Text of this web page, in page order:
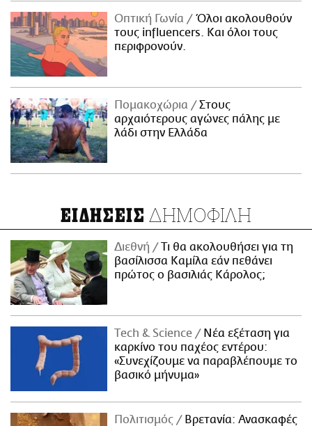
Οπτική Γωνία
Όλοι ακολουθούν
τους influencers. Και όλοι τους
περιφρονούν.
Πομακοχώρια
Στους
αρχαιότερους αγώνες πάλης με
λάδι στην Ελλάδα
ΕΙΔΗΣΕΙΣ ΔΗΜΟΦΙΛΗ
Διεθνή
Τι θα ακολουθήσει για τη
βασίλισσα Καμίλα εάν πεθάνει
πρώτος ο βασιλιάς Κάρολος;
Τech & Science
Νέα εξέταση για
καρκίνο του παχέος εντέρου:
«Συνεχίζουμε να παραβλέπουμε το
βασικό μήνυμα»
Πολιτισμός Βρετανία: Ανασκαφές